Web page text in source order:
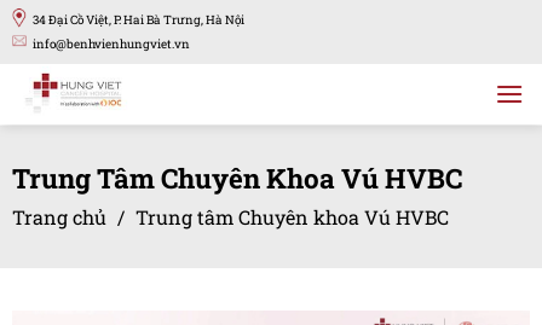
Bỏ
qua
dung
34 Đại Cồ Việt, P. Hai Bà Trưng, Hà Nội
info@benhvienhungviet.vn
Trung Tâm Chuyên Khoa Vú HVBC
Trang chủ / Trung tâm Chuyên khoa Vú HVBC